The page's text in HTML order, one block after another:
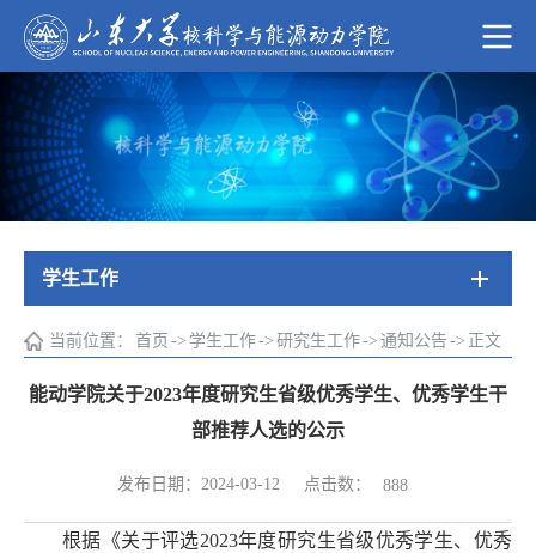
学生工作
当前位置： 首页 -> 学生工作-> 研究生工作-> 通知公告 -> 正文
能动学院关于2023年度研究生省级优秀学生、优秀学生干
部推荐人选的公示
发布日期：2024-03-12 点击数： 888
根据《关于评选2023年度研究生省级优秀学生、优秀